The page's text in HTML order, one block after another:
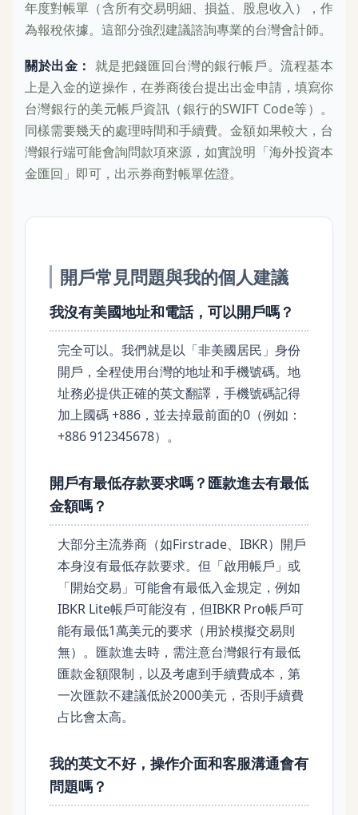
年度對帳單（含所有交易明細、損益、股息收入），作
為報稅依據。這部分強烈建議諮詢專業的台灣會計師。
關於出金： 就是把錢匯回台灣的銀行帳戶。流程基本
上是入金的逆操作，在券商後台提出出金申請，填寫你
台灣銀行的美元帳戶資訊（銀行的SWIFT Code等）。
同樣需要幾天的處理時間和手續費。金額如果較大，台
灣銀行端可能會詢問款項來源，如實說明「海外投資本
金匯回」即可，出示券商對帳單佐證。
開戶常見問題與我的個人建議
我沒有美國地址和電話，可以開戶嗎？
完全可以。我們就是以「非美國居民」身份
開戶，全程使用台灣的地址和手機號碼。地
址務必提供正確的英文翻譯，手機號碼記得
加上國碼 +886，並去掉最前面的0（例如：
+886 912345678）。
開戶有最低存款要求嗎？匯款進去有最低
金額嗎？
大部分主流券商（如Firstrade、IBKR）開戶
本身沒有最低存款要求。但「啟用帳戶」或
「開始交易」可能會有最低入金規定，例如
IBKR Lite帳戶可能沒有，但IBKR Pro帳戶可
能有最低1萬美元的要求（用於模擬交易則
無）。匯款進去時，需注意台灣銀行有最低
匯款金額限制，以及考慮到手續費成本，第
一次匯款不建議低於2000美元，否則手續費
占比會太高。
我的英文不好，操作介面和客服溝通會有
問題嗎？